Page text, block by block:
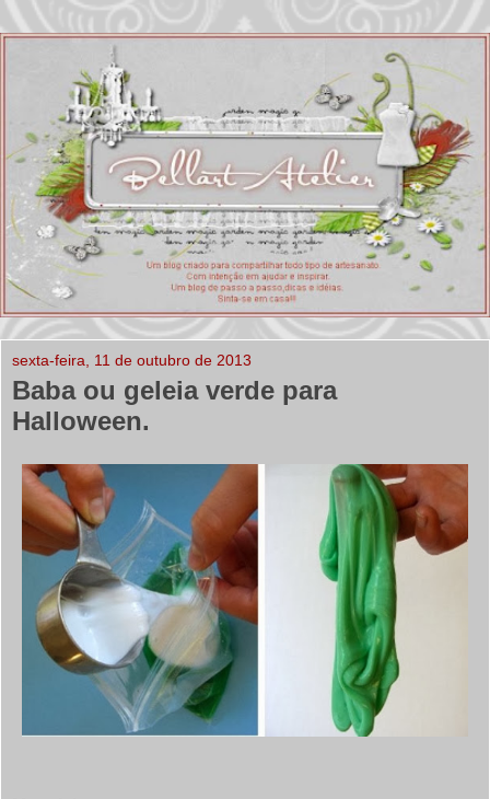
sexta-feira, 11 de outubro de 2013
Baba ou geleia verde para
Halloween.